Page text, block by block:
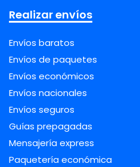
Realizar envíos
Envíos baratos
Envíos de paquetes
Envíos económicos
Envíos nacionales
Envíos seguros
Guías prepagadas
Mensajería express
Paquetería económica